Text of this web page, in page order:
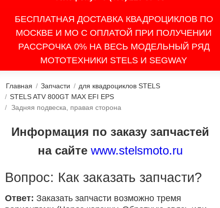
БЕСПЛАТНАЯ ДОСТАВКА КВАДРОЦИКЛОВ ПО
МОСКВЕ И МО С ОПЛАТОЙ ПРИ ПОЛУЧЕНИИ
РАССРОЧКА 0% НА ВЕСЬ МОДЕЛЬНЫЙ РЯД
МОТОТЕХНИКИ STELS И SEGWAY
Главная / Запчасти / для квадроциклов STELS
/ STELS ATV 800GT MAX EFI EPS
/ Задняя подвеска, правая сторона
Информация по заказу запчастей
на сайте www.stelsmoto.ru
Вопрос: Как заказать запчасти?
Ответ: Заказать запчасти возможно тремя